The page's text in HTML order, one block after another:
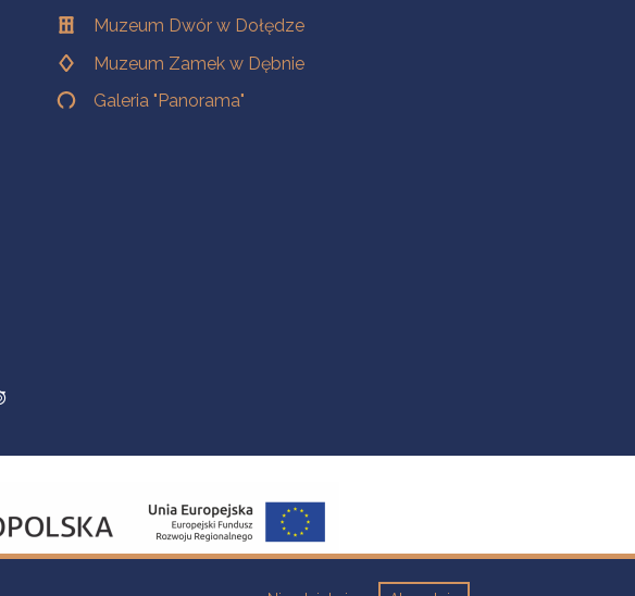
Muzeum Dwór w Dołędze
Muzeum Zamek w Dębnie
Galeria "Panorama"